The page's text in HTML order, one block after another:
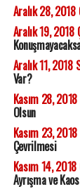
Aralık 28, 2018
Aralık 19, 2018
Aralık 11, 2018
Var?
Kasım 28,
Olsun
Kasım 23,
Çevrilmesi
Kasım 14,
Ayrışma ve Kaos